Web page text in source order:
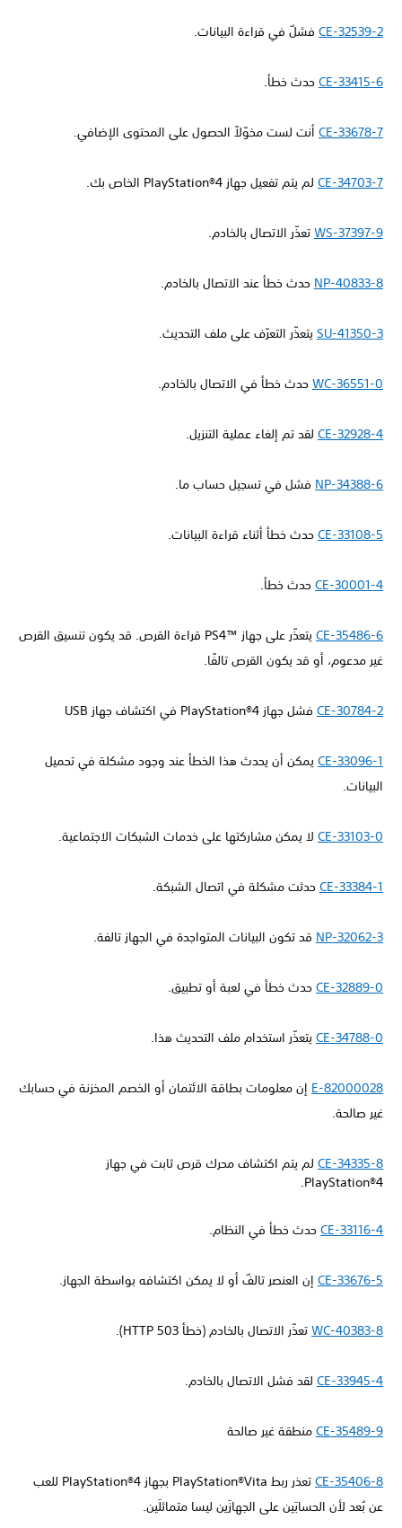
CE-32539-2 فشلٌ في قراءة البيانات.
CE-33415-6 حدث خطأ.
CE-33678-7 أنت لست مخوّلاً الحصول على المحتوى الإضافي.
CE-34703-7 لم يتم تفعيل جهاز PlayStation®4 الخاص بك.
WS-37397-9 تعذّر الاتصال بالخادم.
NP-40833-8 حدث خطأ عند الاتصال بالخادم.
SU-41350-3 يتعذّر التعرّف على ملف التحديث.
WC-36551-0 حدث خطأ في الاتصال بالخادم.
CE-32928-4 لقد تم إلغاء عملية التنزيل.
NP-34388-6 فشل في تسجيل حساب ما.
CE-33108-5 حدث خطأ أثناء قراءة البيانات.
CE-30001-4 حدث خطأ.
CE-35486-6
يتعذّر على جهاز PS4™‎ قراءة القرص. قد يكون تنسيق القرص
غير مدعوم، أو قد يكون القرص تالفًا.
CE-30784-2 فشل جهاز PlayStation®4 في اكتشاف جهاز USB
CE-33096-1 يمكن أن يحدث هذا الخطأ عند وجود مشكلة في تحميل
البيانات.
CE-33103-0 لا يمكن مشاركتها على خدمات الشبكات الاجتماعية.
CE-33384-1 حدثت مشكلة في اتصال الشبكة.
NP-32062-3 قد تكون البيانات المتواجدة في الجهاز تالفة.
CE-32889-0 حدث خطأ في لعبة أو تطبيق.
CE-34788-0 يتعذّر استخدام ملف التحديث هذا.
E-82000028 إن معلومات بطاقة الائتمان أو الخصم المخزنة في حسابك
غير صالحة.
CE-34335-8 لم يتم اكتشاف محرك قرص ثابت في جهاز
PlayStation®4.
CE-33116-4 حدث خطأ في النظام.
CE-33676-5 إن العنصر تالفٌ أو لا يمكن اكتشافه بواسطة الجهاز.
WC-40383-8 تعذّر الاتصال بالخادم (خطأ HTTP 503).
CE-33945-4 لقد فشل الاتصال بالخادم.
CE-35489-9 منطقة غير صالحة
CE-35406-8
تعذر ربط PlayStation®Vita بجهاز PlayStation®4 للعب
عن بُعد لأن الحسابَين على الجهازَين ليسا متماثلَين.